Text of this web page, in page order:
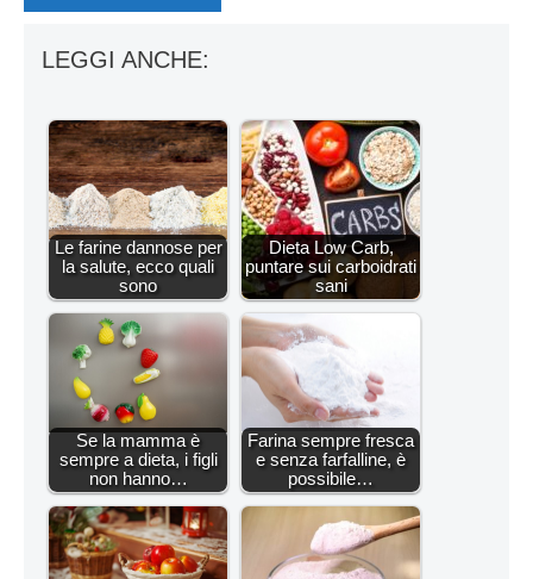
LEGGI ANCHE:
Le farine dannose per
la salute, ecco quali
sono
Dieta Low Carb,
puntare sui carboidrati
sani
Se la mamma è
sempre a dieta, i figli
non hanno…
Farina sempre fresca
e senza farfalline, è
possibile…